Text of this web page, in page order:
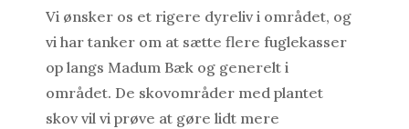
Vi ønsker os et rigere dyreliv i området, og
vi har tanker om at sætte flere fuglekasser
op langs Madum Bæk og generelt i
området. De skovområder med plantet
skov vil vi prøve at gøre lidt mere